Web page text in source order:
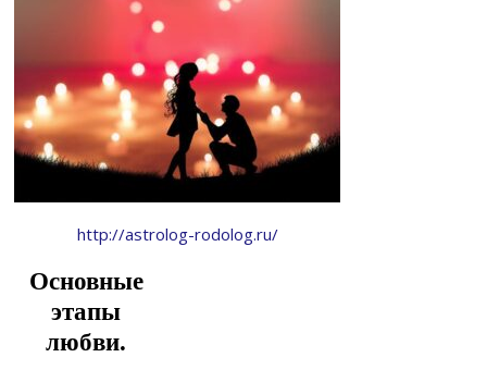
http://astrolog-rodolog.ru/
Основные
этапы
любви.